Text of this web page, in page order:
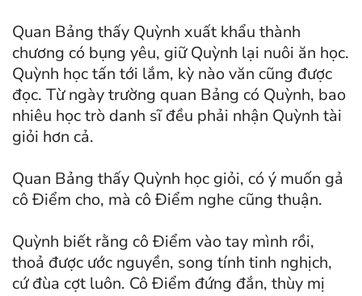
Quan Bảng thấy Quỳnh xuất khẩu thành
chương có bụng yêu, giữ Quỳnh lại nuôi ăn học.
Quỳnh học tấn tới lắm, kỳ nào văn cũng được
đọc. Từ ngày trường quan Bảng có Quỳnh, bao
nhiêu học trò danh sĩ đều phải nhận Quỳnh tài
giỏi hơn cả.
Quan Bảng thấy Quỳnh học giỏi, có ý muốn gả
cô Ðiểm cho, mà cô Ðiểm nghe cũng thuận.
Quỳnh biết rằng cô Ðiểm vào tay mình rồi,
thoả được ước nguyền, song tính tinh nghịch,
cứ đùa cợt luôn. Cô Ðiểm đứng đắn, thùy mị